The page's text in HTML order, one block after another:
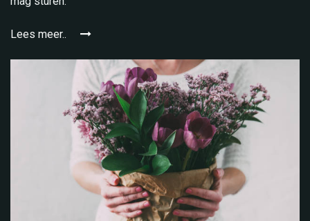
Lees meer..